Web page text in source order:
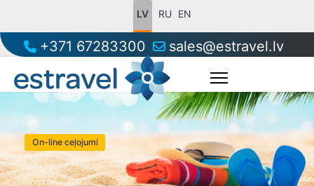
LV RU EN
+371 67283300 sales@estravel.lv
On-line ceļojumi